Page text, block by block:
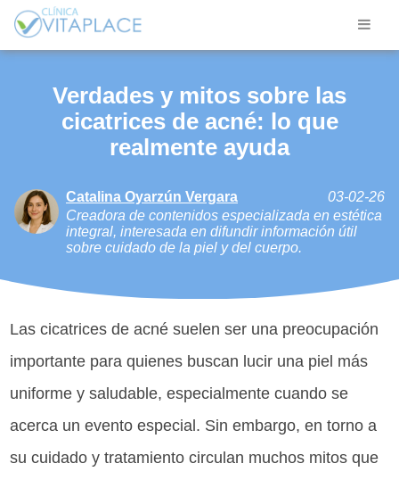
Verdades y mitos sobre las
cicatrices de acné: lo que
realmente ayuda
Catalina Oyarzún Vergara
03-02-26
Creadora de contenidos especializada en estética
integral, interesada en difundir información útil
sobre cuidado de la piel y del cuerpo.
Las cicatrices de acné suelen ser una preocupación
importante para quienes buscan lucir una piel más
uniforme y saludable, especialmente cuando se
acerca un evento especial. Sin embargo, en torno a
su cuidado y tratamiento circulan muchos mitos que